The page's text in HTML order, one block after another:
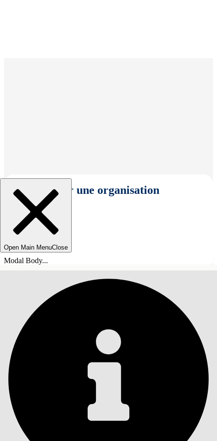
Sélectionner une organisation
Open Main MenuClose
Modal Body...
Table des matières
TABLE DES MATIÈRES